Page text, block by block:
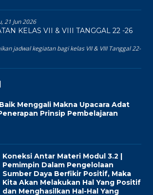
21 Jun 2026
KELAS VII & VIII TANGGAL 22 -26
jadwal kegiatan bagi kelas VII & VIII Tanggal 22-
Menggali Makna Upacara Adat
Prinsip Pembelajaran
Koneksi Antar Materi Modul 3.2 |
Pemimpin Dalam Pengelolaan
Sumber Daya Berfikir Positif, Maka
Kita Akan Melakukan Hal Yang Positif
dan Menghasilkan Hal-Hal Yang